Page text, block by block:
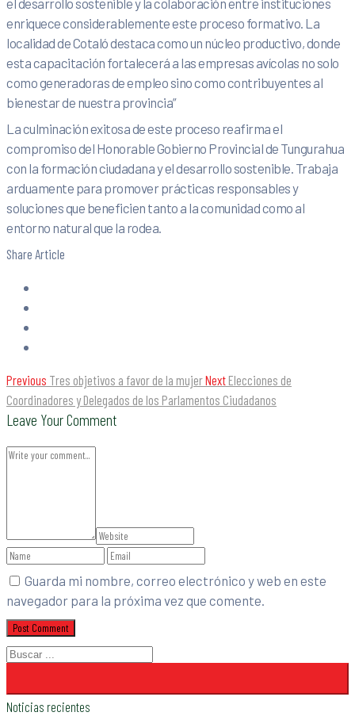
el desarrollo sostenible y la colaboración entre instituciones
enriquece considerablemente este proceso formativo. La
localidad de Cotaló destaca como un núcleo productivo, donde
esta capacitación fortalecerá a las empresas avícolas no solo
como generadoras de empleo sino como contribuyentes al
bienestar de nuestra provincia”
La culminación exitosa de este proceso reafirma el
compromiso del Honorable Gobierno Provincial de Tungurahua
con la formación ciudadana y el desarrollo sostenible. Trabaja
arduamente para promover prácticas responsables y
soluciones que beneficien tanto a la comunidad como al
entorno natural que la rodea.
Share Article
Previous Tres objetivos a favor de la mujerNext Elecciones de
Coordinadores y Delegados de los Parlamentos Ciudadanos
Leave Your Comment
Guarda mi nombre, correo electrónico y web en este
navegador para la próxima vez que comente.
Noticias recientes